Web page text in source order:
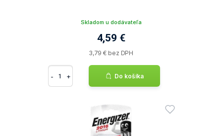
Skladom u dodávateľa
4,59 €
3,79 € bez DPH
- + Do košíka